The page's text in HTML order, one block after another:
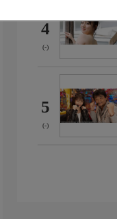
4
(-)
5
(-)